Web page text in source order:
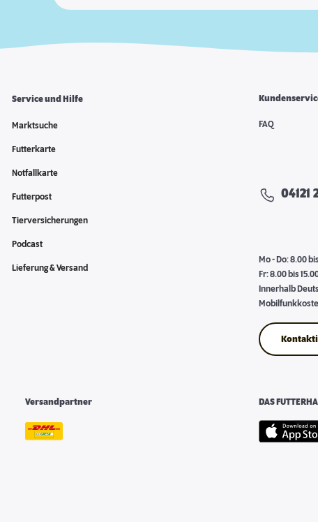
Service und Hilfe
Marktsuche
Futterkarte
Notfallkarte
Futterpost
Tierversicherungen
Podcast
Lieferung & Versand
FAQ
04121
Mo - Do: 8.00
Fr: 8.00 bis
Innerhalb
Versandpartner DAS